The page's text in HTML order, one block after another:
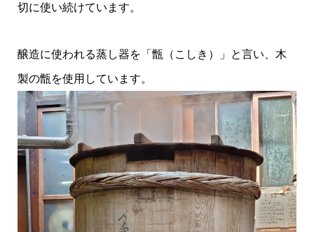
切に使い続けています。
醸造に使われる蒸し器を「甑（こしき）」と言い、木
製の甑を使用しています。